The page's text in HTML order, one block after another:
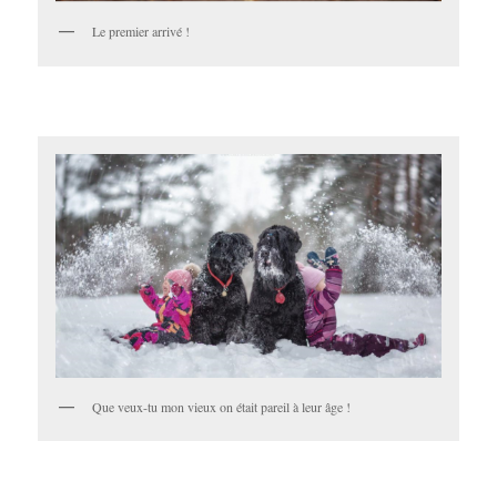
Le premier arrivé !
Que veux-tu mon vieux on était pareil à leur âge !